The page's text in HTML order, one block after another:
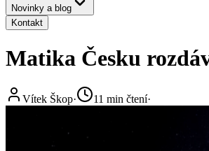
Novinky a blog
Kontakt
Matika Česku
Vítek Škop· 11 min čtení·